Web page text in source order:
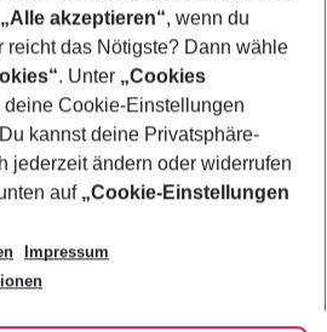
„Alle akzeptieren“, wenn du
reicht das Nötigste? Dann wähle
. Unter „Cookies
deine Cookie-Einstellungen
kannst deine Privatsphäre-
jederzeit ändern oder widerrufen
auf „Cookie-Einstellungen
Impressum